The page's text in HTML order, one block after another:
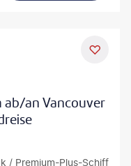
an Vancouver
/ Premium-Plus-Schiff